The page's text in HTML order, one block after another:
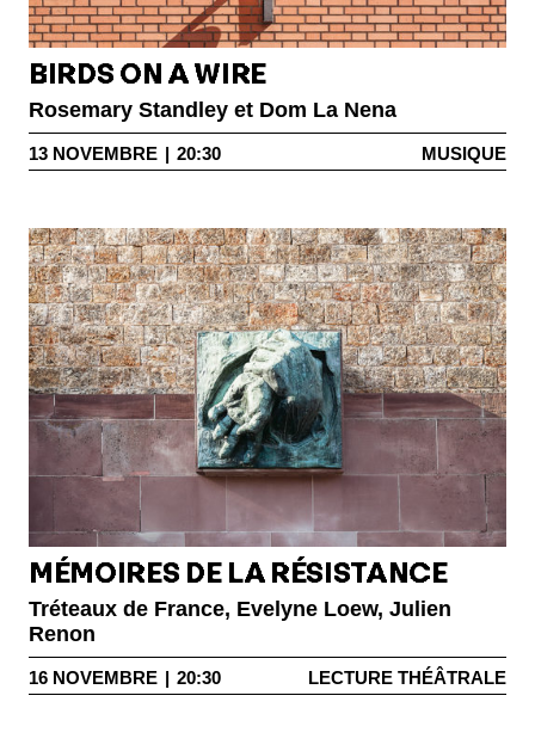
BIRDS ON A WIRE
Rosemary Standley et Dom La Nena
13 NOVEMBRE 20:30 MUSIQUE
MÉMOIRES DE LA RÉSISTANCE
Tréteaux de France, Evelyne Loew, Julien
Renon
16 NOVEMBRE | 20:30 LECTURE THÉÂTRALE